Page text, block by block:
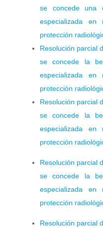
se concede una
especializada
protección
Resolución parcial
se concede la
especializada
protección
Resolución parcial
se concede la
especializada
protección
Resolución parcial
se concede la
especializada
protección
Resolución parcial